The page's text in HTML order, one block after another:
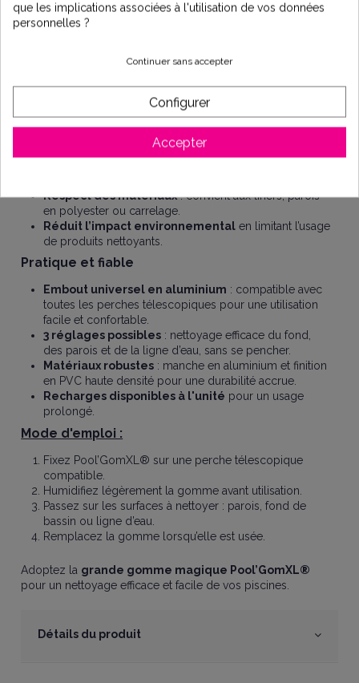
Nettoie les taches incrustéessur les parois, le fond
du bassin et la ligne d’eau.
optimale pour une efficacité accrue.
Gomme en mousse plastique spécifique
légèrement lorsqu’elle est humidifiée, tout en restant
souple et malléable pour atteindre les moindres
recoins.
Respect des matériaux: convient aux liners, parois
en polyester ou carrelage.
Réduit l’impact environnemental en limitant l’usage
de produits nettoyants.
Pratique et fiable
Embout universel en aluminium : compatible avec
toutes les perches télescopiques pour une utilisation
facile et confortable.
3 réglages possibles : nettoyage efficace du fond,
des parois et de la ligne d’eau, sans se pencher.
Matériaux robustes : manche en aluminium et finition
en PVC haute densité pour une durabilité accrue.
Recharges disponibles à l'unité pour un usage
prolongé.
Mode d'emploi :
Fixez Pool’GomXL® sur une perche télescopique
compatible.
Humidifiez légèrement la gomme avant utilisation.
Passez sur les surfaces à nettoyer : parois, fond de
bassin ou ligne d’eau.
Remplacez la gomme lorsqu’elle est usée.
Adoptez la grande gomme magique Pool’GomXL®
pour un nettoyage efficace et facile de vos piscines.
Détails du produit
que les implications associées à l'utilisation de vos données
personnelles ?
Continuer sans accepter
Configurer
Accepter